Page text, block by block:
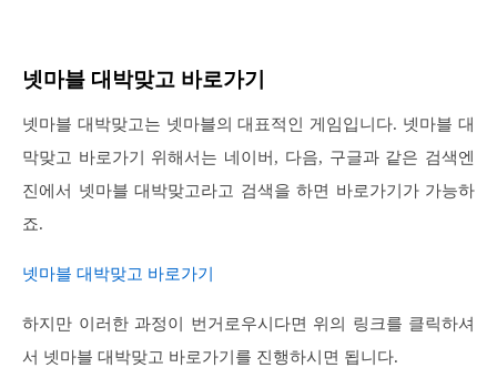
넷마블 대박맞고 바로가기
넷마블 대박맞고는 넷마블의 대표적인 게임입니다. 넷마블 대
막맞고 바로가기 위해서는 네이버, 다음, 구글과 같은 검색엔
진에서 넷마블 대박맞고라고 검색을 하면 바로가기가 가능하
죠.
넷마블 대박맞고 바로가기
하지만 이러한 과정이 번거로우시다면 위의 링크를 클릭하셔
서 넷마블 대박맞고 바로가기를 진행하시면 됩니다.